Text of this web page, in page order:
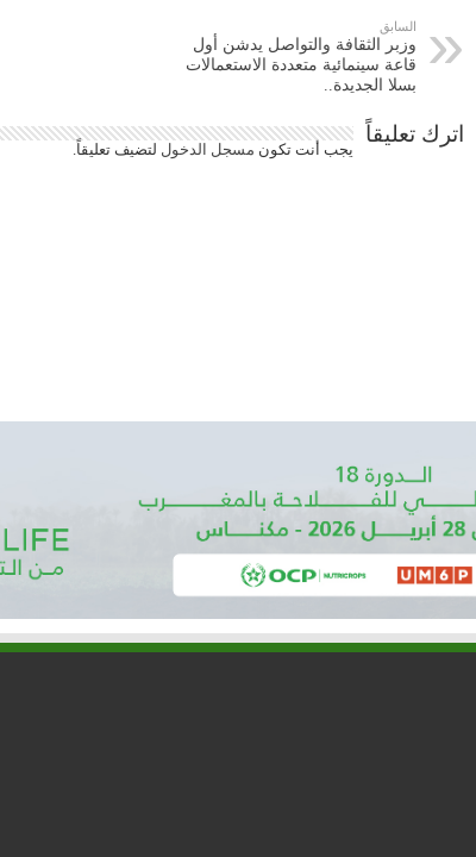
السابق
وزبر الثقافة والتواصل يدشن أول
قاعة سينمائية متعددة الاستعمالات
بسلا الجديدة..
اترك تعليقاً
يجب أنت تكون مسجل الدخول لتضيف تعليقاً.